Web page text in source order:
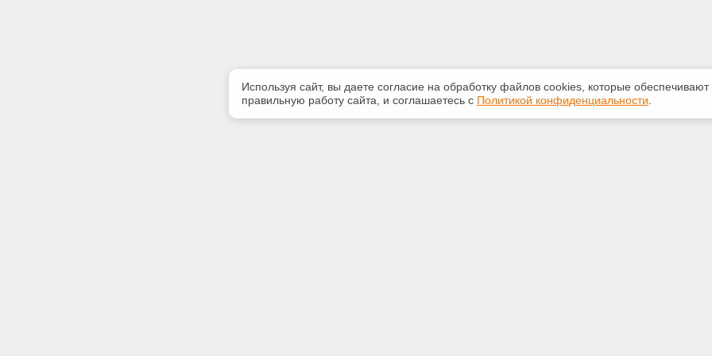
Используя сайт, вы даете согласие на обработку файлов сооkiеs, которые обеспечивают
правильную работу сайта, и соглашаетесь с Политикой конфиденциальности.